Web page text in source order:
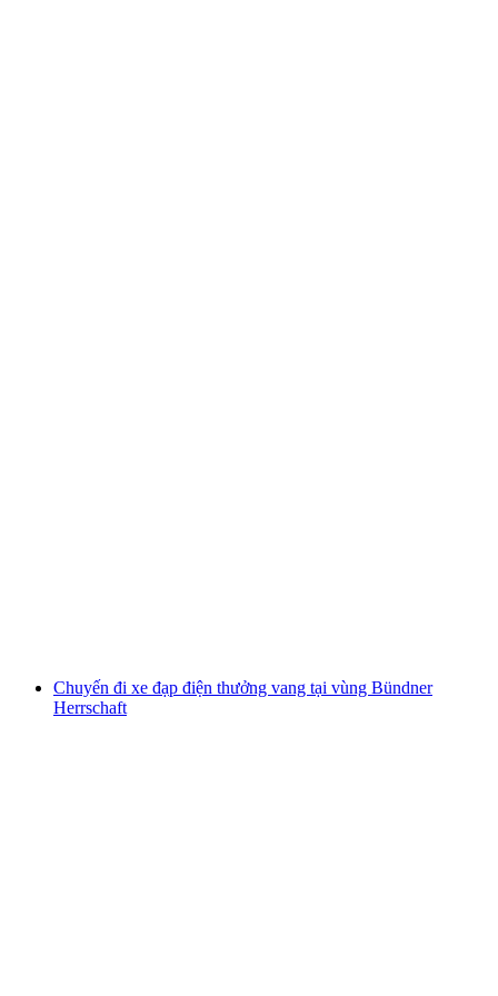
Chuyến đi xe đạp điện thưởng vang tại vùng Bündner
Herrschaft